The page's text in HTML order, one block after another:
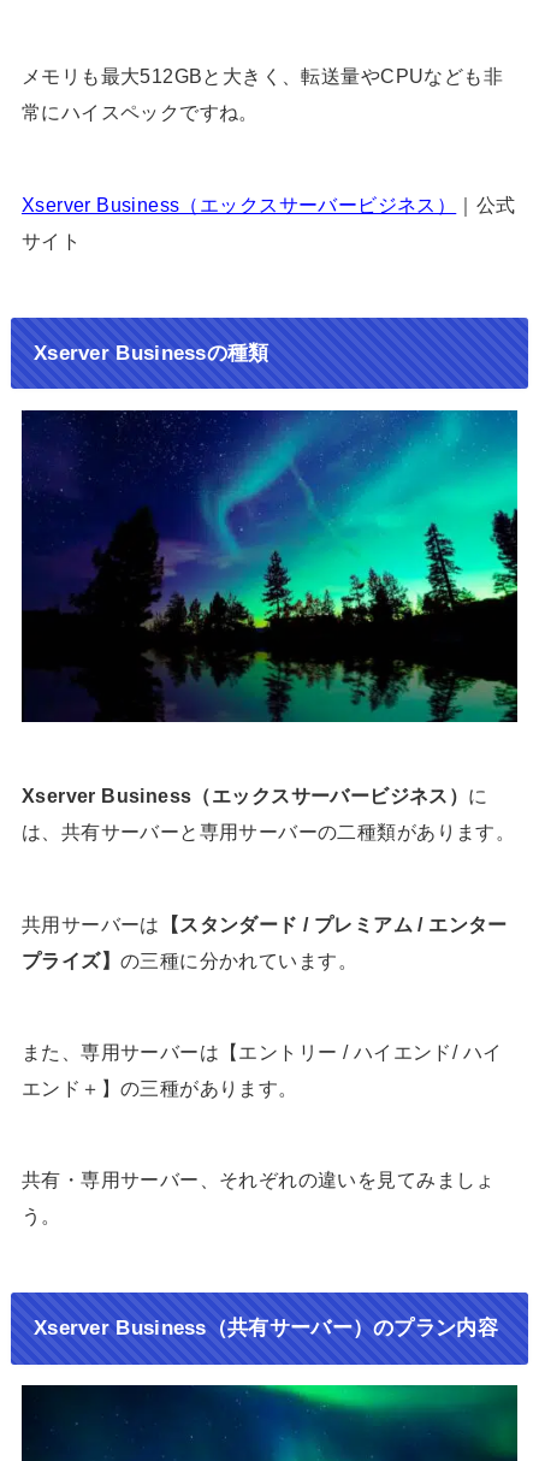
メモリも最大512GBと大きく、転送量やCPUなども非
常にハイスペックですね。
Xserver Business（エックスサーバービジネス）
｜公式
サイト
Xserver Businessの種類
Xserver Business（エックスサーバービジネス） に
は、共有サーバーと専用サーバーの二種類があります。
共用サーバーは 【スタンダード / プレミアム / エンター
プライズ】 の三種に分かれています。
また、専用サーバーは【エントリー / ハイエンド/ ハイ
エンド＋】の三種があります。
共有・専用サーバー、それぞれの違いを見てみましょ
う。
Xserver Business（共有サーバー）のプラン内容